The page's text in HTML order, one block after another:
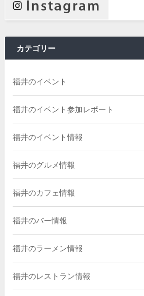
カテゴリー
福井のイベント
福井のイベント参加レポート
福井のイベント情報
福井のグルメ情報
福井のカフェ情報
福井のバー情報
福井のラーメン情報
福井のレストラン情報